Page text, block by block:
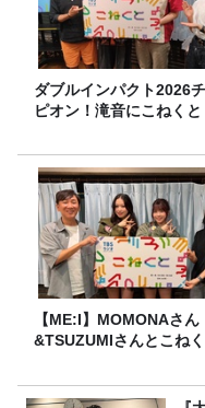
ダブルインパクト2026
ピオン！滝音にこねくと
【ME:I】MOMONAさん
&TSUZUMIさんとこね